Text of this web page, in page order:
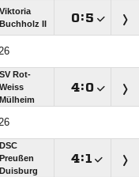
Viktoria
Buchholz II
:
SV Rot-
Weiss
Mülheim
:
DSC
Preußen
Duisburg
: